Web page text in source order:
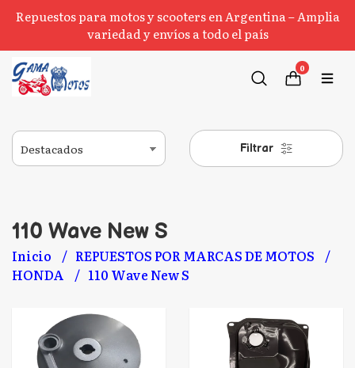
Repuestos para motos y scooters en Argentina – Amplia
variedad y envíos a todo el país
0
Filtrar
110 Wave New S
Inicio
REPUESTOS POR MARCAS DE MOTOS
HONDA
110 Wave New S